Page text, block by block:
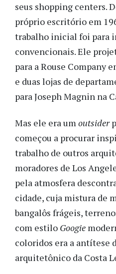
seus shopping centers.
próprio escritório em
trabalho inicial foi para
convencionais. Ele
para a Rouse Company
e duas lojas de
para Joseph Magnin na
Mas ele era um outsider
começou a procurar
trabalho de outros
moradores de Los
pela atmosfera
cidade, cuja mistura de
bangalôs frágeis,
com estilo Googie
coloridos era a antítese
arquitetônico da Costa